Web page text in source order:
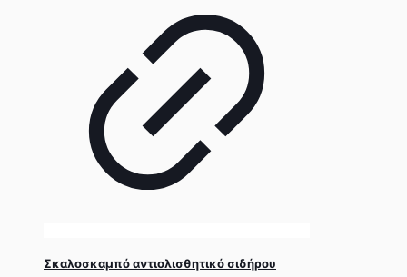
Σκαλοσκαμπό αντιολισθητικό σιδήρου